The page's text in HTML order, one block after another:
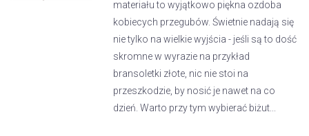
materiału to wyjątkowo piękna ozdoba
kobiecych przegubów. Świetnie nadają się
nie tylko na wielkie wyjścia - jeśli są to dość
skromne w wyrazie na przykład
bransoletki złote, nic nie stoi na
przeszkodzie, by nosić je nawet na co
dzień. Warto przy tym wybierać biżut...